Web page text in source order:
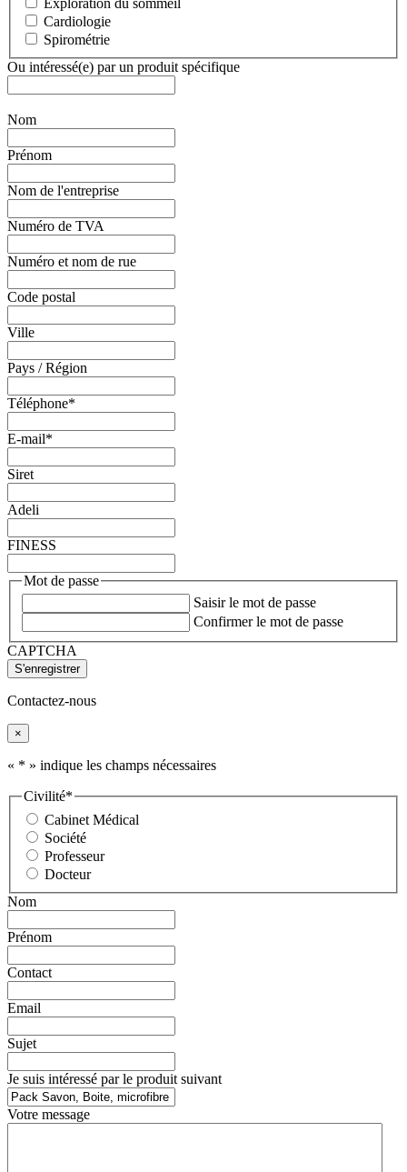
Cardiologie
Spirométrie
Ou intéressé(e) par un produit spécifique
Nom
Prénom
Nom de l'entreprise
Numéro de TVA
Numéro et nom de rue
Code postal
Ville
Pays / Région
Téléphone*
E-mail*
Siret
Adeli
FINESS
Mot de passe
Saisir le mot de passe
Confirmer le mot de passe
CAPTCHA
Contactez-nous
×
« * » indique les champs nécessaires
Civilité*
Cabinet Médical
Société
Professeur
Docteur
Nom
Prénom
Contact
Email
Sujet
Je suis intéressé par le produit suivant
Votre message